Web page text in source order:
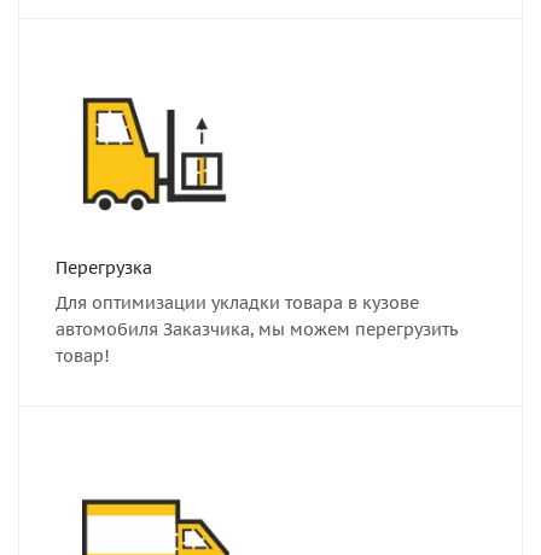
Перегрузка
Для оптимизации укладки товара в кузове
автомобиля Заказчика, мы можем перегрузить
товар!